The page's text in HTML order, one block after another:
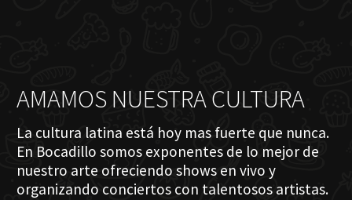
AMAMOS NUESTRA CULTURA
La cultura latina está hoy mas fuerte que nunca.
En Bocadillo somos exponentes de lo mejor de
nuestro arte ofreciendo shows en vivo y
organizando conciertos con talentosos artistas.